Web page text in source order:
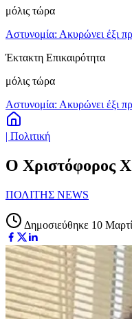
μόλις τώρα
Αστυνομία: Ακυρώνει έξι
Έκτακτη Επικαιρότητα
μόλις τώρα
Αστυνομία: Ακυρώνει έξι
| Πολιτική
Ο Χριστόφορος
ΠΟΛΙΤΗΣ NEWS
Δημοσιεύθηκε 10